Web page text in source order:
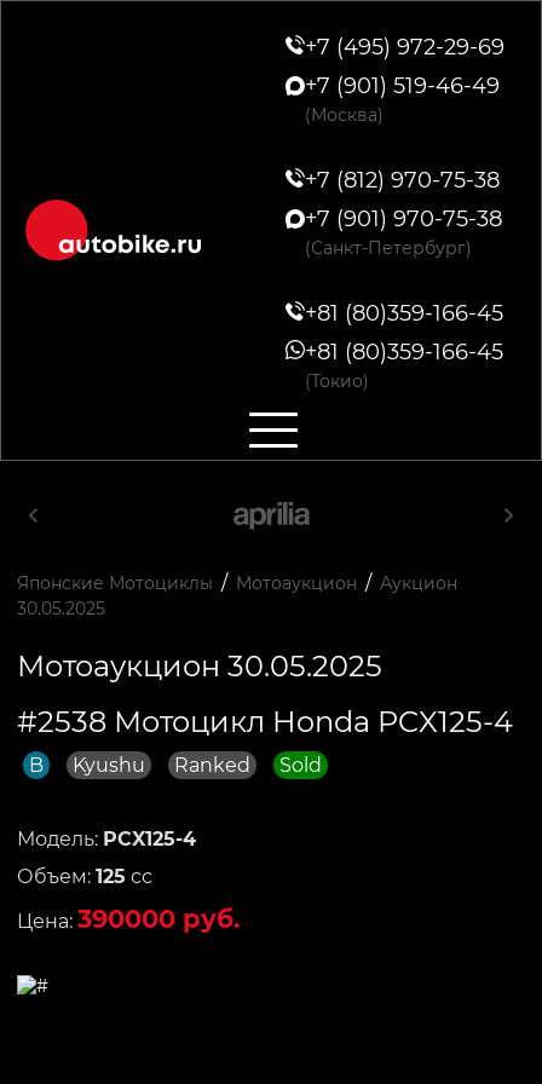
+7 (495) 972-29-69
+7 (901) 519-46-49
(Москва)
+7 (812) 970-75-38
+7 (901) 970-75-38
(Санкт-Петербург)
+81 (80)359-166-45
+81 (80)359-166-45
(Токио)
Японские Мотоциклы / Мотоаукцион / Аукцион
30.05.2025
Мотоаукцион 30.05.2025
#2538 Мотоцикл Honda PCX125-4
B Kyushu Ranked Sold
Модель: PCX125-4
Объем: 125 сс
Цена: 390000 руб.